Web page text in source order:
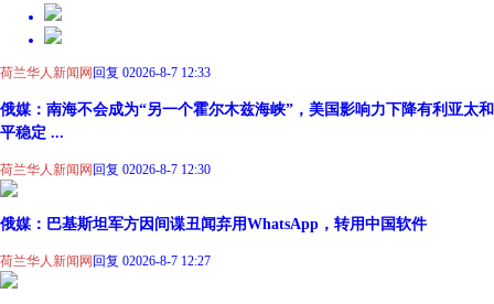
荷兰华人新闻网回复 02026-8-7 12:33
俄媒：南海不会成为“另一个霍尔木兹海峡”，美国影响力下降有利亚太和
平稳定 ...
荷兰华人新闻网回复 02026-8-7 12:30
俄媒：巴基斯坦军方因间谍丑闻弃用WhatsApp，转用中国软件
荷兰华人新闻网 回复 02026-8-7 12:27